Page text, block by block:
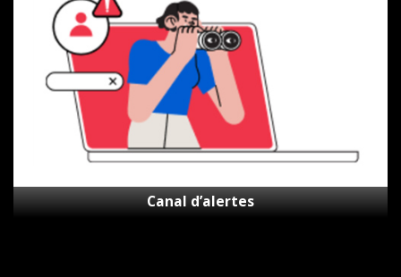
Canal d’alertes